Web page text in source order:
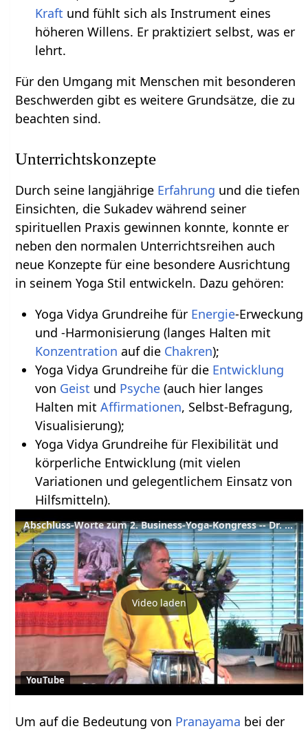
Kraft und fühlt sich als Instrument eines
höheren Willens. Er praktiziert selbst, was er
lehrt.
Für den Umgang mit Menschen mit besonderen
Beschwerden gibt es weitere Grundsätze, die zu
beachten sind.
Unterrichtskonzepte
Durch seine langjährige Erfahrung und die tiefen
Einsichten, die Sukadev während seiner
spirituellen Praxis gewinnen konnte, konnte er
neben den normalen Unterrichtsreihen auch
neue Konzepte für eine besondere Ausrichtung
in seinem Yoga Stil entwickeln. Dazu gehören:
Yoga Vidya Grundreihe für Energie-Erweckung
und -Harmonisierung (langes Halten mit
Konzentration auf die Chakren);
Yoga Vidya Grundreihe für die Entwicklung
von Geist und Psyche(auch hier langes
Halten mit Affirmationen, Selbst-Befragung,
Visualisierung);
Yoga Vidya Grundreihe für Flexibilität und
körperliche Entwicklung (mit vielen
Variationen und gelegentlichem Einsatz von
Hilfsmitteln).
Abschluss-Worte zum 2. Business-Yoga-Kongress -- Dr. Kugler und Sukadev Bretz
Video laden
YouTube
Um auf die Bedeutung von Pranayama bei der